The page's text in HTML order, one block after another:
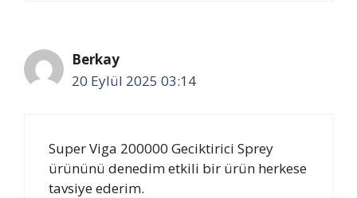
Berkay
20 Eylül 2025 03:14
Super Viga 200000 Geciktirici Sprey
ürününü denedim etkili bir ürün herkese
tavsiye ederim.